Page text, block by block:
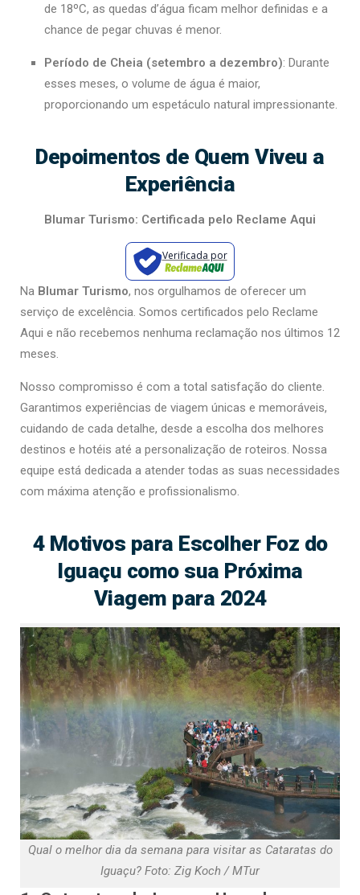
de 18ºC, as quedas d’água ficam melhor definidas e a
chance de pegar chuvas é menor.
Período de Cheia (setembro a dezembro): Durante
esses meses, o volume de água é maior,
proporcionando um espetáculo natural impressionante.
Depoimentos de Quem Viveu a
Experiência
Blumar Turismo: Certificada pelo Reclame Aqui
Verificada por
Na Blumar Turismo, nos orgulhamos de oferecer um
serviço de excelência. Somos certificados pelo Reclame
Aqui e não recebemos nenhuma reclamação nos últimos 12
meses.
Nosso compromisso é com a total satisfação do cliente.
Garantimos experiências de viagem únicas e memoráveis,
cuidando de cada detalhe, desde a escolha dos melhores
destinos e hotéis até a personalização de roteiros. Nossa
equipe está dedicada a atender todas as suas necessidades
com máxima atenção e profissionalismo.
4 Motivos para Escolher Foz do
Iguaçu como sua Próxima
Viagem para 2024
Qual o melhor dia da semana para visitar as Cataratas do
Iguaçu? Foto: Zig Koch / MTur